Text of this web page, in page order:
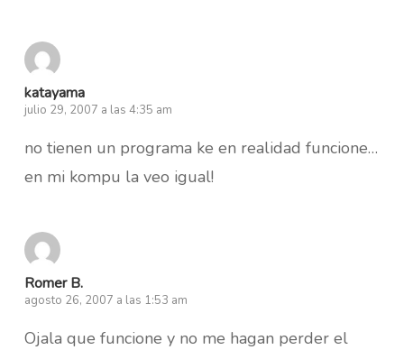
katayama
julio 29, 2007 a las 4:35 am
no tienen un programa ke en realidad funcione…
en mi kompu la veo igual!
Romer B.
agosto 26, 2007 a las 1:53 am
Ojala que funcione y no me hagan perder el